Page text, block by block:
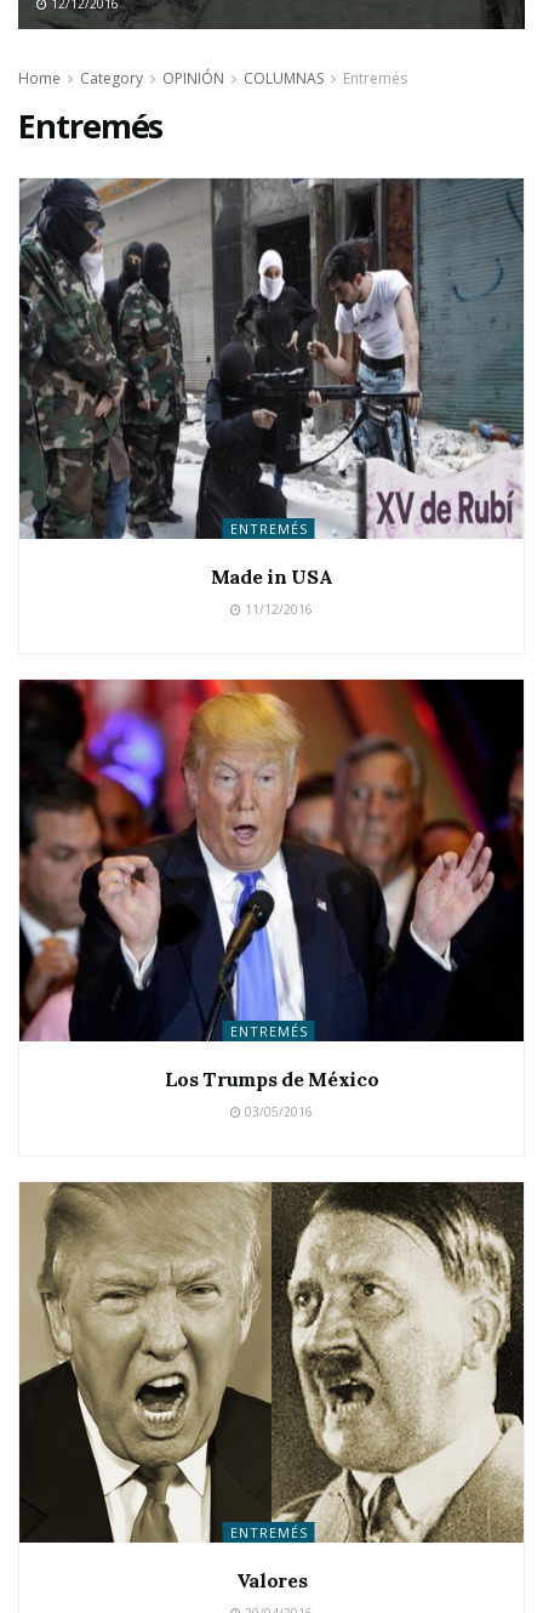
12/12/2016
Home Category OPINIÓN COLUMNAS Entremés
Entremés
ENTREMÉS
Made in USA
11/12/2016
ENTREMÉS
Los Trumps de México
03/05/2016
ENTREMÉS
Valores